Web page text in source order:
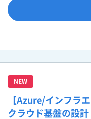
NEW
【Azure/インフラ
クラウド基盤の設計